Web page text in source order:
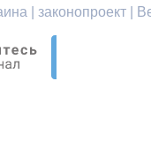
| законопроект |